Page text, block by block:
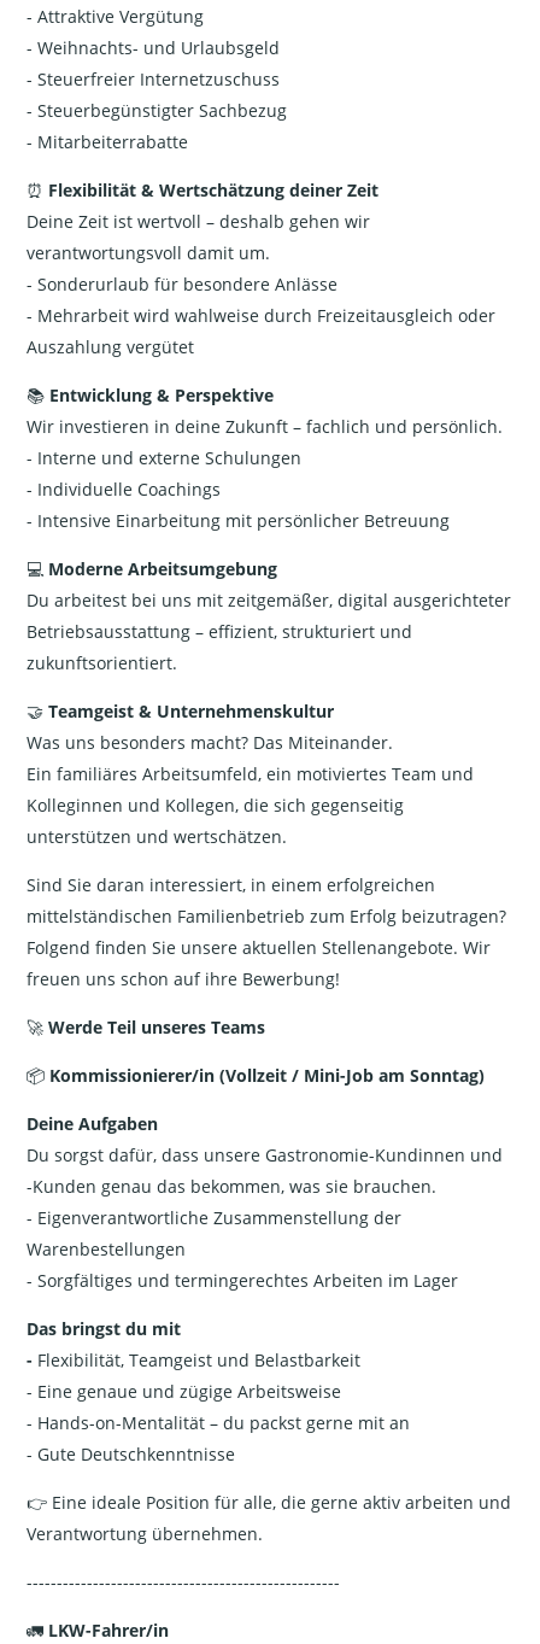
- Attraktive Vergütung
- Weihnachts- und Urlaubsgeld
- Steuerfreier Internetzuschuss
- Steuerbegünstigter Sachbezug
- Mitarbeiterrabatte
⏰ Flexibilität & Wertschätzung deiner Zeit
Deine Zeit ist wertvoll – deshalb gehen wir
verantwortungsvoll damit um.
- Sonderurlaub für besondere Anlässe
- Mehrarbeit wird wahlweise durch Freizeitausgleich oder
Auszahlung vergütet
📚 Entwicklung & Perspektive
Wir investieren in deine Zukunft – fachlich und persönlich.
- Interne und externe Schulungen
- Individuelle Coachings
- Intensive Einarbeitung mit persönlicher Betreuung
💻 Moderne Arbeitsumgebung
Du arbeitest bei uns mit zeitgemäßer, digital ausgerichteter
Betriebsausstattung – effizient, strukturiert und
zukunftsorientiert.
🤝Teamgeist & Unternehmenskultur
Was uns besonders macht? Das Miteinander.
Ein familiäres Arbeitsumfeld, ein motiviertes Team und
Kolleginnen und Kollegen, die sich gegenseitig
unterstützen und wertschätzen.
Sind Sie daran interessiert, in einem erfolgreichen
mittelständischen Familienbetrieb zum Erfolg beizutragen?
Folgend finden Sie unsere aktuellen Stellenangebote. Wir
freuen uns schon auf ihre Bewerbung!
🚀Werde Teil unseres Teams
📦 Kommissionierer/in (Vollzeit / Mini-Job am Sonntag)
Deine Aufgaben
Du sorgst dafür, dass unsere Gastronomie-Kundinnen und
-Kunden genau das bekommen, was sie brauchen.
- Eigenverantwortliche Zusammenstellung der
Warenbestellungen
- Sorgfältiges und termingerechtes Arbeiten im Lager
Das bringst du mit
- Flexibilität, Teamgeist und Belastbarkeit
- Eine genaue und zügige Arbeitsweise
- Hands-on-Mentalität – du packst gerne mit an
- Gute Deutschkenntnisse
👉 Eine ideale Position für alle, die gerne aktiv arbeiten und
Verantwortung übernehmen.
----------------------------------------------------
🚛 LKW-Fahrer/in